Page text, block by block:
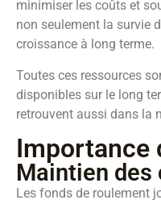
minimiser les coûts et
non seulement la survie
croissance à long terme.
Toutes ces ressources
disponibles sur le long
retrouvent aussi dans la
Importance
Maintien des
Les fonds de roulement